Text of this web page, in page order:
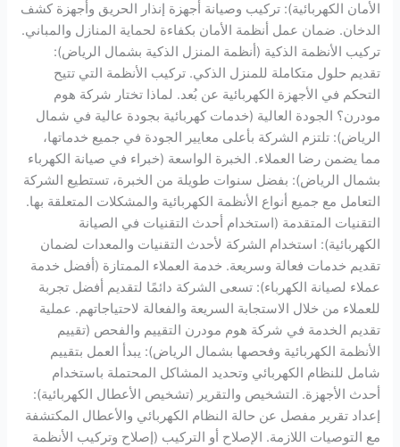
الأمان الكهربائية): تركيب وصيانة أجهزة إنذار الحريق وأجهزة كشف
الدخان. ضمان عمل أنظمة الأمان بكفاءة لحماية المنازل والمباني.
تركيب الأنظمة الذكية (أنظمة المنزل الذكية بشمال الرياض):
تقديم حلول متكاملة للمنزل الذكي. تركيب الأنظمة التي تتيح
التحكم في الأجهزة الكهربائية عن بُعد. لماذا تختار شركة هوم
مودرن؟ الجودة العالية (خدمات كهربائية بجودة عالية في شمال
الرياض): تلتزم الشركة بأعلى معايير الجودة في جميع خدماتها،
مما يضمن رضا العملاء. الخبرة الواسعة (خبراء في صيانة الكهرباء
بشمال الرياض): بفضل سنوات طويلة من الخبرة، تستطيع الشركة
التعامل مع جميع أنواع الأنظمة الكهربائية والمشكلات المتعلقة بها.
التقنيات المتقدمة (استخدام أحدث التقنيات في الصيانة
الكهربائية): استخدام الشركة لأحدث التقنيات والمعدات لضمان
تقديم خدمات فعالة وسريعة. خدمة العملاء الممتازة (أفضل خدمة
عملاء لصيانة الكهرباء): تسعى الشركة دائمًا لتقديم أفضل تجربة
للعملاء من خلال الاستجابة السريعة والفعالة لاحتياجاتهم. عملية
تقديم الخدمة في شركة هوم مودرن التقييم والفحص (تقييم
الأنظمة الكهربائية وفحصها بشمال الرياض): يبدأ العمل بتقييم
شامل للنظام الكهربائي وتحديد المشاكل المحتملة باستخدام
أحدث الأجهزة. التشخيص والتقرير (تشخيص الأعطال الكهربائية):
إعداد تقرير مفصل عن حالة النظام الكهربائي والأعطال المكتشفة
مع التوصيات اللازمة. الإصلاح أو التركيب (إصلاح وتركيب الأنظمة